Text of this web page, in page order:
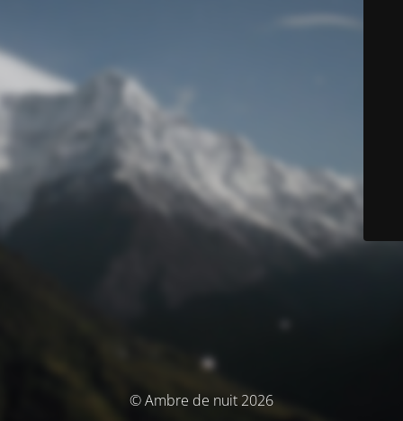
© Ambre de nuit 2026